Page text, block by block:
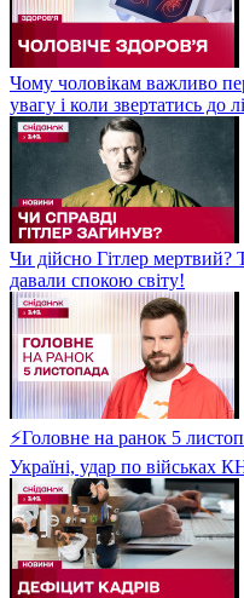
Чому чоловікам важливо
увагу і коли звертатись до
Чи дійсно Гітлер мертвий?
давали спокою світу!
⚡Головне на ранок 5
Україні, удар по військах